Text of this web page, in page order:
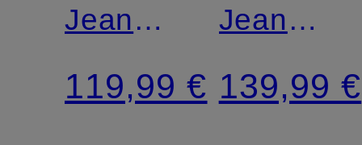
Jeans
BAGGY
DAD
119,99 €
Jeans
94ODINA
139,99 €